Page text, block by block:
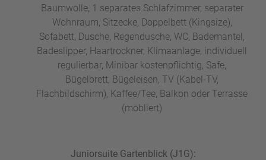
Baumwolle, 1 separates Schlafzimmer, separater
Wohnraum, Sitzecke, Doppelbett (Kingsize),
Sofabett, Dusche, Regendusche, WC, Bademantel,
Badeslipper, Haartrockner, Klimaanlage, individuell
regulierbar, Minibar kostenpflichtig, Safe,
Bügelbrett, Bügeleisen, TV (Kabel-TV,
Flachbildschirm), Kaffee/Tee, Balkon oder Terrasse
(möbliert)
Juniorsuite Gartenblick (J1G):